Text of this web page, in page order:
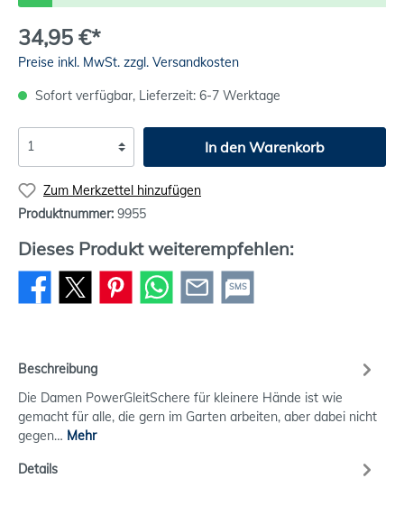
34,95 €*
Preise inkl. MwSt. zzgl. Versandkosten
Sofort verfügbar, Lieferzeit: 6-7 Werktage
In den Warenkorb
Zum Merkzettel hinzufügen
Produktnummer: 9955
Dieses Produkt weiterempfehlen:
SMS
Beschreibung
Die Damen PowerGleitSchere für kleinere Hände ist wie
gemacht für alle, die gern im Garten arbeiten, aber dabei nicht
gegen… Mehr
Details